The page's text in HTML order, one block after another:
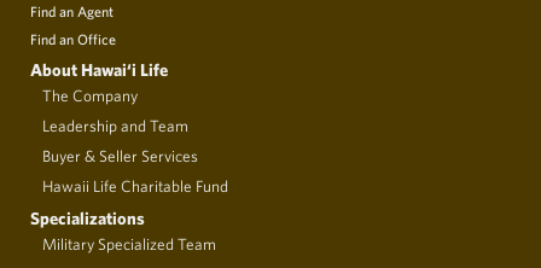
Find an Agent
Find an Office
About Hawai‘i Life
The Company
Leadership and Team
Buyer & Seller Services
Hawaii Life Charitable Fund
Specializations
Military Specialized Team